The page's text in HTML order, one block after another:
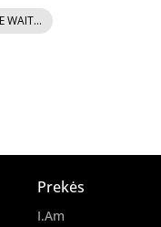
WAIT...
Prekės
I.Am